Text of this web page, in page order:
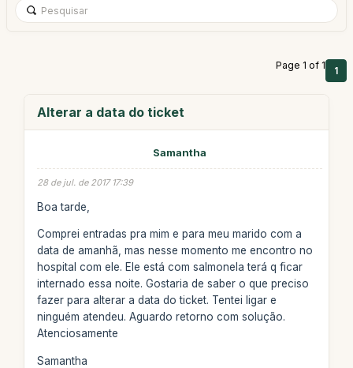
Page 1 of 1 1
Alterar a data do ticket
Samantha
28 de jul. de 2017 17:39
Boa tarde,
Comprei entradas pra mim e para meu marido com a
data de amanhã, mas nesse momento me encontro no
hospital com ele. Ele está com salmonela terá q ficar
internado essa noite. Gostaria de saber o que preciso
fazer para alterar a data do ticket. Tentei ligar e
ninguém atendeu. Aguardo retorno com solução.
Atenciosamente
Samantha